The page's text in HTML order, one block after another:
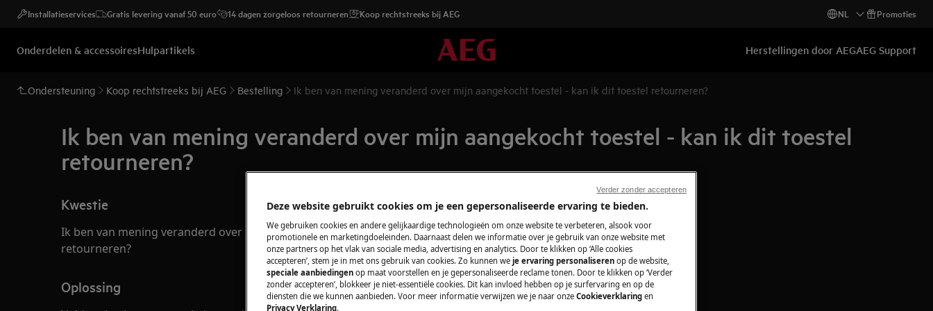
Installatieservices Gratis levering vanaf 50 euro 14 dagen zorgeloos retourneren Koop rechtstreeks bij AEG NL Promoties
Onderdelen & accessoiresHulpartikels Herstellingen door AEGAEG Support
Ondersteuning Koop rechtstreeks bij AEG Bestelling Ik ben van mening veranderd over mijn aangekocht toestel - kan ik dit toestel retourneren?
Ik ben van mening veranderd over mijn aangekocht toestel - kan ik dit toestel
retourneren?
Kwestie
Ik ben van mening veranderd over mijn aangekocht toestel. Kan ik dit toestel
retourneren?
Oplossing
Deze website gebruikt cookies om je een gepersonaliseerde ervaring te bieden.
We gebruiken cookies en andere gelijkaardige technologieën om onze website te verbeteren, alsook voor
promotionele en marketingdoeleinden. Daarnaast delen we informatie over je gebruik van onze website met
onze partners op het vlak van sociale media, advertising en analytics. Door te klikken op ‘Alle cookies
accepteren’, stem je in met ons gebruik van cookies. Zo kunnen we je ervaring personaliseren op de website,
speciale aanbiedingen op maat voorstellen en je gepersonaliseerde reclame tonen. Door te klikken op ‘Verder
zonder accepteren’, blokkeer je niet-essentiële cookies. Dit kan invloed hebben op je surfervaring en op de
diensten die we kunnen aanbieden. Voor meer informatie verwijzen we je naar onze Cookieverklaring en
Privacy Verklaring.
Verder zonder accepteren